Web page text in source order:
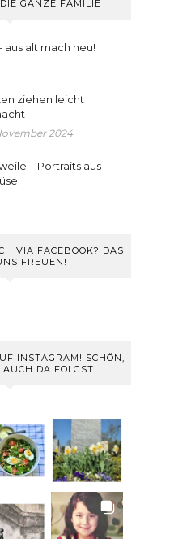
GANZE FAMILIE
aus alt mach neu!
ziehen leicht
2024
– Portraits aus
VIA FACEBOOK? DAS
FREUEN!
INSTAGRAM! SCHÖN,
DA FOLGST!